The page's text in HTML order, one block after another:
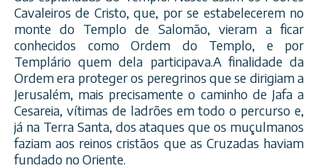
Cavaleiros de Cristo, que, por se estabelecerem no
monte do Templo de Salomão, vieram a ficar
conhecidos como Ordem do Templo, e por
Templário quem dela participava.A finalidade da
Ordem era proteger os peregrinos que se dirigiam a
Jerusalém, mais precisamente o caminho de Jafa a
Cesareia, vítimas de ladrões em todo o percurso e,
já na Terra Santa, dos ataques que os muçulmanos
faziam aos reinos cristãos que as Cruzadas haviam
fundado no Oriente.